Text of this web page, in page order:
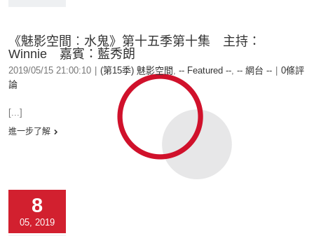
《魅影空間︰水鬼》第十五季第十集 主持：
Winnie 嘉賓：藍秀朗
2019/05/15 21:00:10 (第15季) 魅影空間 , -- Featured --, -- 網台 --
0條評
論
[...]
進一步了解
8
05, 2019